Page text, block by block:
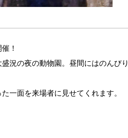
！
況の夜の動物園。昼間にはのんびり
一面を来場者に見せてくれます。